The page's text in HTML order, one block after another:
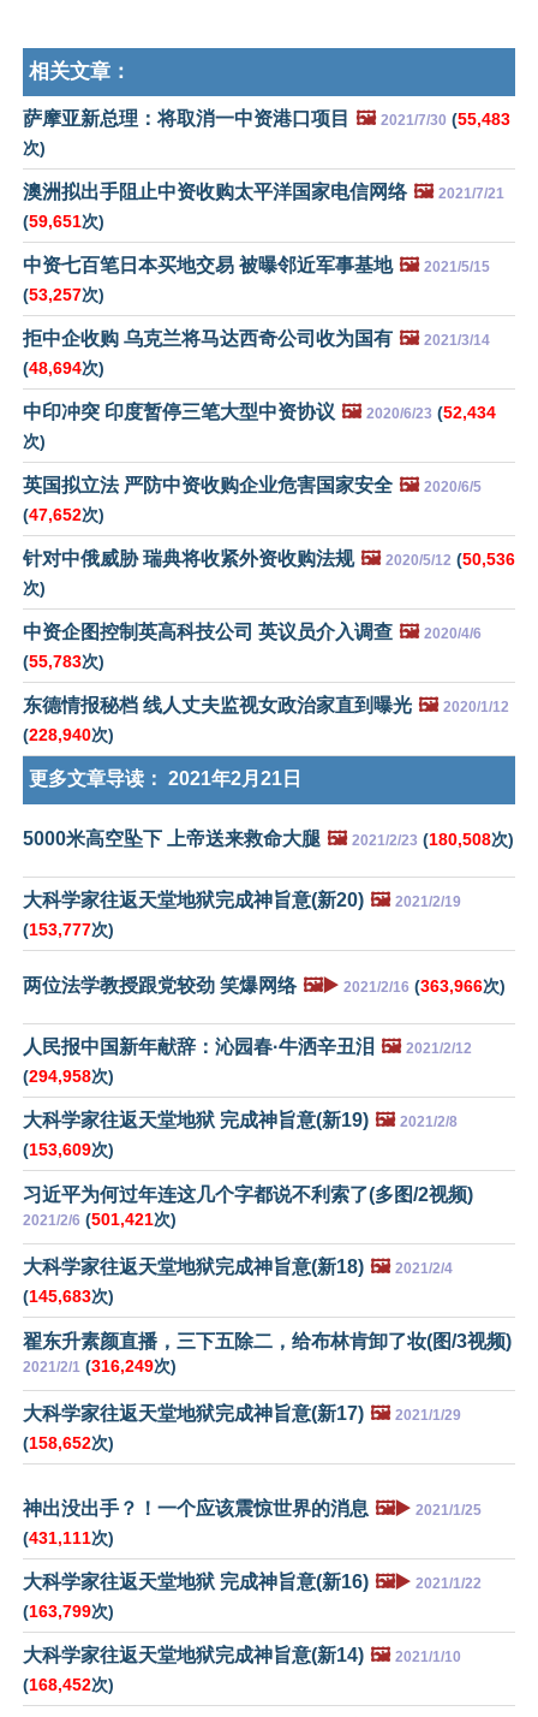
相关文章：
萨摩亚新总理：将取消一中资港口项目 🖼️ 2021/7/30 (55,483
次)
澳洲拟出手阻止中资收购太平洋国家电信网络 🖼️ 2021/7/21
(59,651次)
中资七百笔日本买地交易 被曝邻近军事基地 🖼️ 2021/5/15
(53,257次)
拒中企收购 乌克兰将马达西奇公司收为国有 🖼️ 2021/3/14
(48,694次)
中印冲突 印度暂停三笔大型中资协议 🖼️ 2020/6/23 (52,434
次)
英国拟立法 严防中资收购企业危害国家安全 🖼️ 2020/6/5
(47,652次)
针对中俄威胁 瑞典将收紧外资收购法规 🖼️ 2020/5/12 (50,536
次)
中资企图控制英高科技公司 英议员介入调查 🖼️ 2020/4/6
(55,783次)
东德情报秘档 线人丈夫监视女政治家直到曝光 🖼️ 2020/1/12
(228,940次)
更多文章导读： 2021年2月21日
5000米高空坠下 上帝送来救命大腿 🖼️ 2021/2/23 (180,508次)
大科学家往返天堂地狱完成神旨意(新20) 🖼️ 2021/2/19
(153,777次)
两位法学教授跟党较劲 笑爆网络 🖼️▶️ 2021/2/16 (363,966次)
人民报中国新年献辞：沁园春·牛洒辛丑泪 🖼️ 2021/2/12
(294,958次)
大科学家往返天堂地狱 完成神旨意(新19) 🖼️ 2021/2/8
(153,609次)
习近平为何过年连这几个字都说不利索了(多图/2视频)
2021/2/6 (501,421次)
大科学家往返天堂地狱完成神旨意(新18) 🖼️ 2021/2/4
(145,683次)
翟东升素颜直播，三下五除二，给布林肯卸了妆(图/3视频)
2021/2/1 (316,249次)
大科学家往返天堂地狱完成神旨意(新17) 🖼️ 2021/1/29
(158,652次)
神出没出手？！一个应该震惊世界的消息 🖼️▶️ 2021/1/25
(431,111次)
大科学家往返天堂地狱 完成神旨意(新16) 🖼️▶️ 2021/1/22
(163,799次)
大科学家往返天堂地狱完成神旨意(新14) 🖼️ 2021/1/10
(168,452次)